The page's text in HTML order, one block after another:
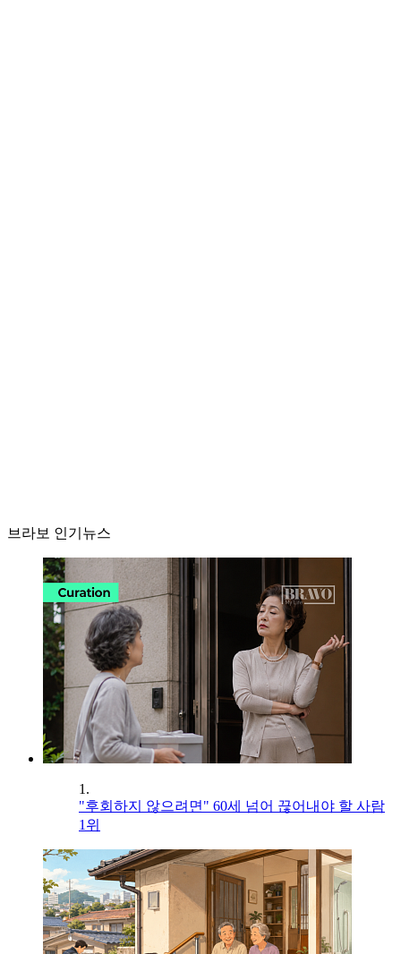
브라보 인기뉴스
1.
"후회하지 않으려면" 60세 넘어 끊어내야 할 사람
1위